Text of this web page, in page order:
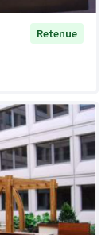
Retenue